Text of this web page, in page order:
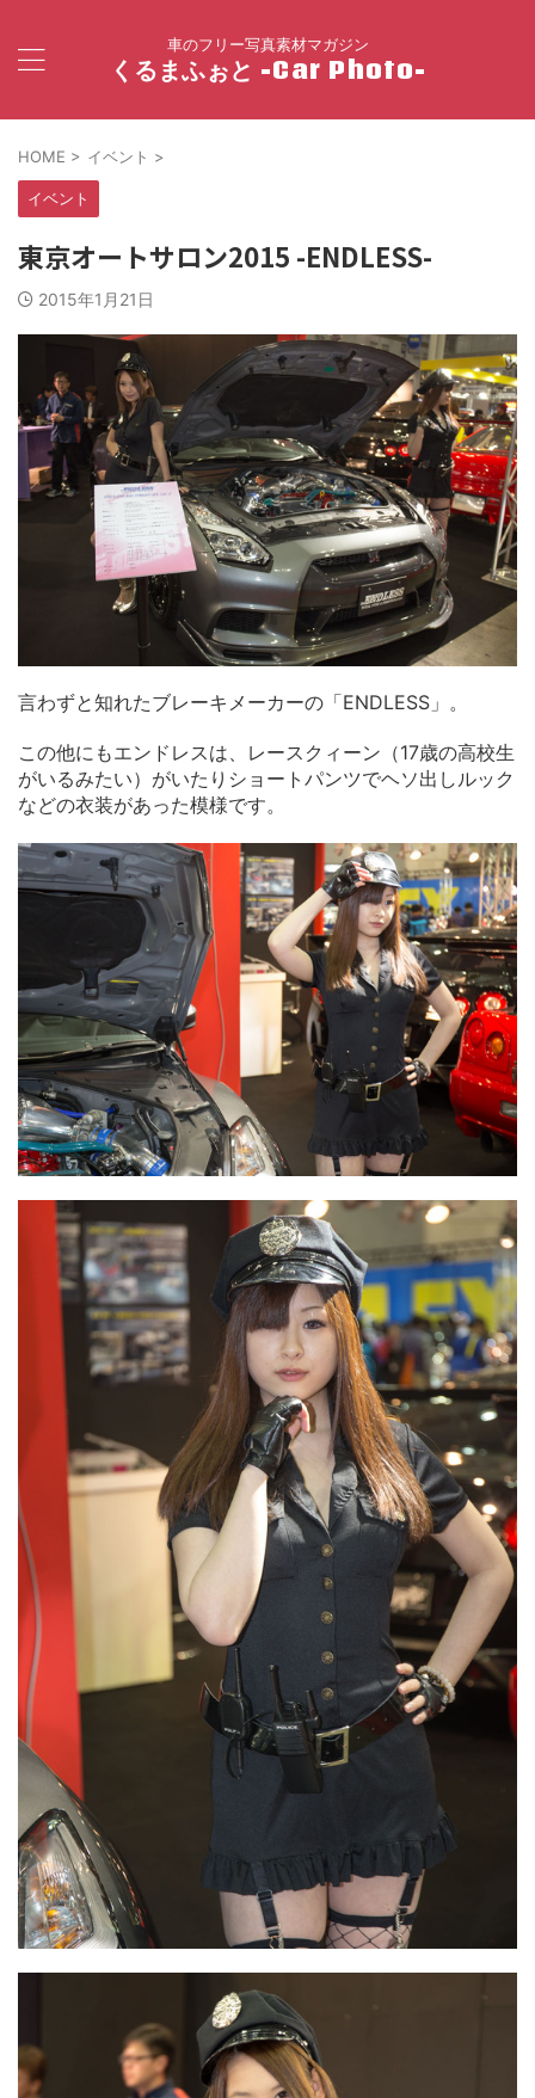
車のフリー写真素材マガジン
くるまふぉと -Car Photo-
HOME > イベント >
イベント
東京オートサロン2015 -ENDLESS-
2015年1月21日
言わずと知れたブレーキメーカーの「ENDLESS」。
この他にもエンドレスは、レースクィーン（17歳の高校生
がいるみたい）がいたりショートパンツでヘソ出しルック
などの衣装があった模様です。